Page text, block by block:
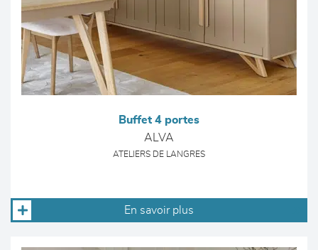
Buffet 4 portes
ALVA
ATELIERS DE LANGRES
En savoir plus